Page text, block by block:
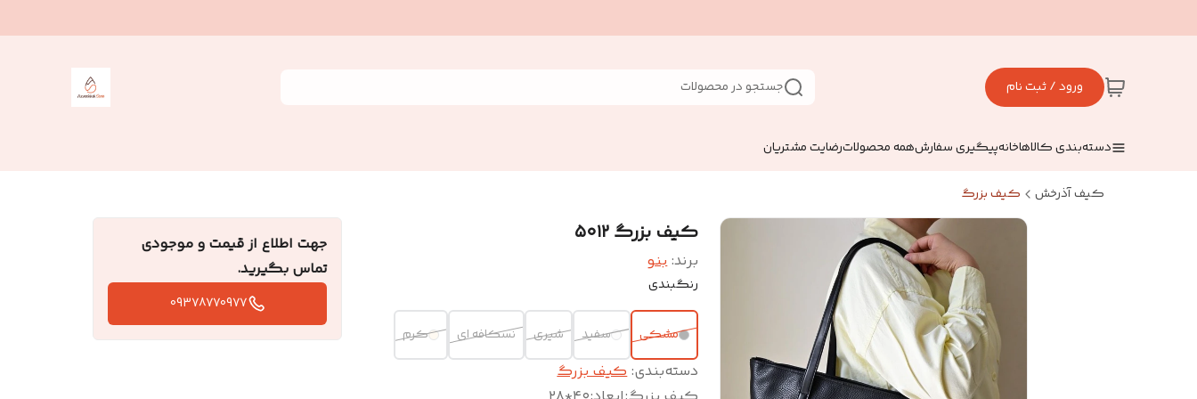
ورود / ثبت نام جستجو در محصولات
دسته‌بندی کالاهاخانهپیگیری سفارشهمه محصولاترضایت مشتریان
کیف آذرخش کیف بزرگ
کیف بزرگ ۵۰۱۲
برند:بنو
رنگبندی
مشکی سفید شیری نسکافه ای کرم
دسته‌بندی:کیف بزرگ
جهت اطلاع از قیمت و موجودی
تماس بگیرید.
09378770977